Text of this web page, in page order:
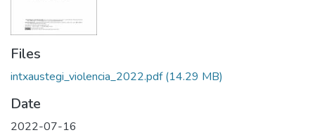
Policies
Files
intxaustegi_violencia_2022.pdf(14.29 MB)
Date
2022-07-16